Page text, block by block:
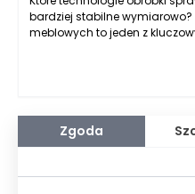
bardziej stabilne
meblowych to jeden z
Zgoda